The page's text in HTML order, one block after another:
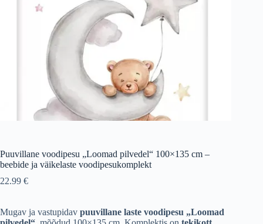
Puuvillane voodipesu „Loomad pilvedel“ 100×135 cm –
beebide ja väikelaste voodipesukomplekt
22.99 €
Mugav ja vastupidav puuvillane laste voodipesu „Loomad